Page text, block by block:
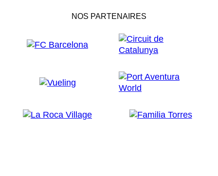
NOS PARTENAIRES